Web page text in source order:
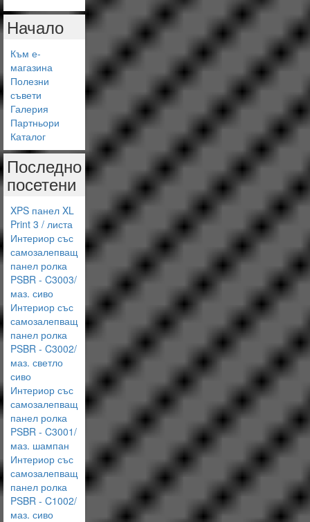
Начало
Към е-
магазина
Полезни
съвети
Галерия
Партньори
Каталог
Последно
посетени
XPS панел XL
Print 3 / листа
Интериор със
самозалепващ
панел ролка
PSBR - C3003/
маз. сиво
Интериор със
самозалепващ
панел ролка
PSBR - C3002/
маз. светло
сиво
Интериор със
самозалепващ
панел ролка
PSBR - C3001/
маз. шампан
Интериор със
самозалепващ
панел ролка
PSBR - C1002/
маз. сиво